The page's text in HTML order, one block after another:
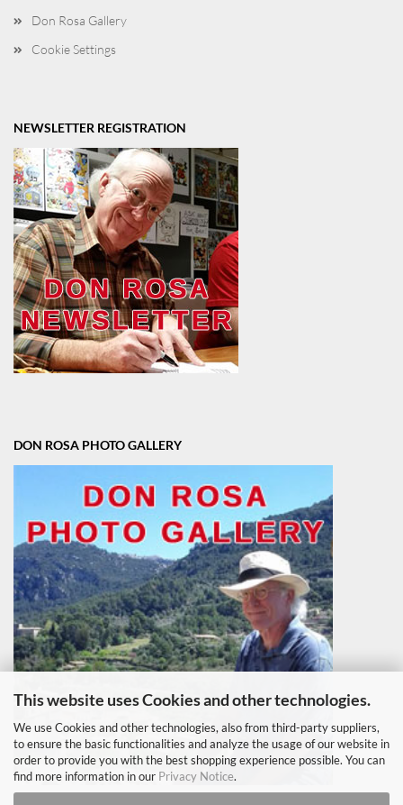
This website uses Cookies and other technologies.
We use Cookies and other technologies, also from third-party suppliers,
to ensure the basic functionalities and analyze the usage of our website in
order to provide you with the best shopping experience possible. You can
find more information in our Privacy Notice.
Don Rosa Gallery
Cookie Settings
NEWSLETTER REGISTRATION
DON ROSA PHOTO GALLERY